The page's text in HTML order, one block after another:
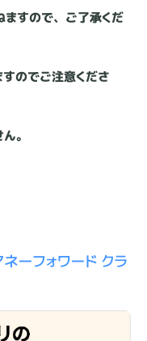
すので、ご了承くだ
のでご注意くださ
。
ーフォワード クラ